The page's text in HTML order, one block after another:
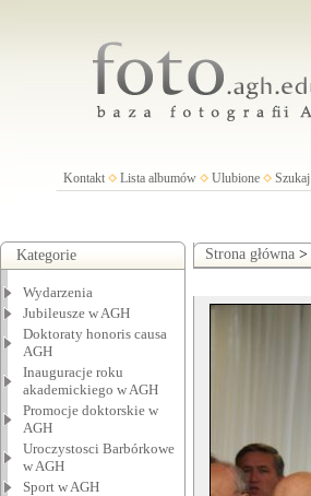
Kontakt Lista albumów Ulubione Szukaj
Kategorie
Wydarzenia
Jubileusze w AGH
Doktoraty honoris causa
AGH
Inauguracje roku
akademickiego w AGH
Promocje doktorskie w
AGH
Uroczystosci Barbórkowe
w AGH
Sport w AGH
Strona główna >